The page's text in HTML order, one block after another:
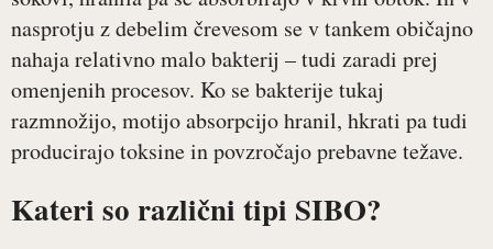
nasprotju z debelim črevesom se v tankem običajno
nahaja relativno malo bakterij – tudi zaradi prej
omenjenih procesov. Ko se bakterije tukaj
razmnožijo, motijo absorpcijo hranil, hkrati pa tudi
producirajo toksine in povzročajo prebavne težave.
Kateri so različni tipi SIBO?